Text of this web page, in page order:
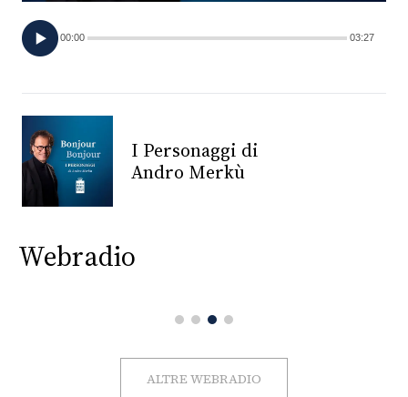
PRINCIPATO
MONACO
RMC
CONSIGLIA
00:00 03:27
I Personaggi di
Andro Merkù
Webradio
ALTRE WEBRADIO